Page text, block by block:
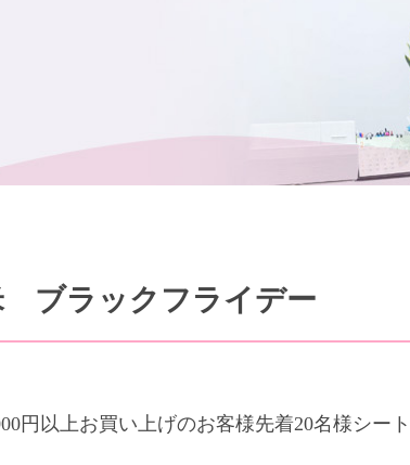
ブラックフライデー
円以上お買い上げのお客様先着20名様シー